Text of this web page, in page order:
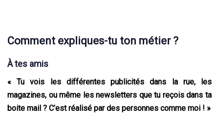
Comment expliques-tu ton métier ?
À tes amis
« Tu vois les différentes publicités dans la rue, les
magazines, ou même les newsletters que tu reçois dans ta
boite mail ? C’est réalisé par des personnes comme moi ! »